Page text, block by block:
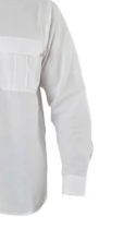
oficina y el
el movimiento.